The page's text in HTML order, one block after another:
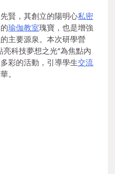
賢，其創立的陽明心私密
瑜伽教室瑰寶，也是增強
主要源泉。本次研學營
科技夢想之光”為焦點內
彩的活動，引導學生交流
。